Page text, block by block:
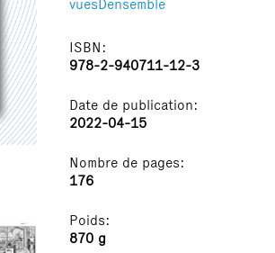
vuesDensemble
ISBN:
978-2-940711-12-3
Date de publication:
2022-04-15
Nombre de pages:
176
Poids:
870 g